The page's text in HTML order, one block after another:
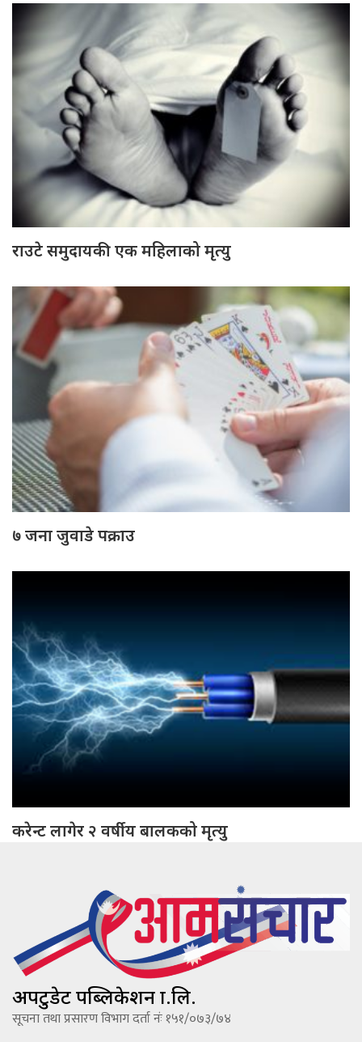
राउटे समुदायकी एक महिलाको मृत्यु
७ जना जुवाडे पक्राउ
करेन्ट लागेर २ वर्षीय बालकको मृत्यु
अपटुडेट पब्लिकेशन प्रा.लि.
सूचना तथा प्रसारण विभाग दर्ता नंः १५१/०७३/७४